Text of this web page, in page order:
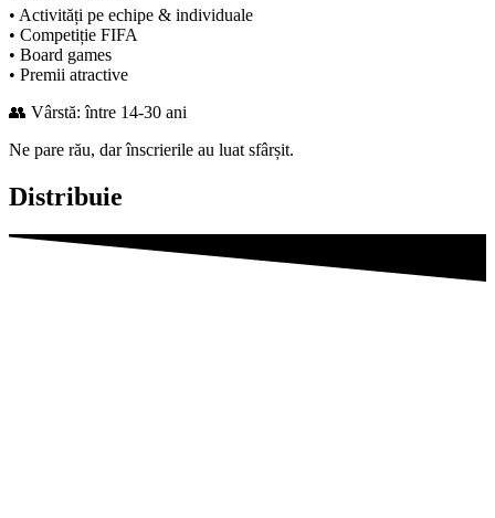
• Activități pe echipe & individuale
• Competiție FIFA
• Board games
• Premii atractive
👥 Vârstă: între 14-30 ani
Ne pare rău, dar înscrierile au luat sfârșit.
Distribuie